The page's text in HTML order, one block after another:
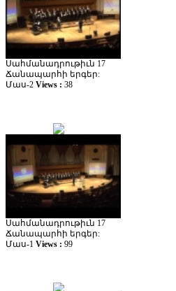
Սահմանադրութիւն 17
Ճանապարհի երգեր:
Մաս-2 Views : 38
Սահմանադրութիւն 17
Ճանապարհի երգեր:
Մաս-1 Views : 99